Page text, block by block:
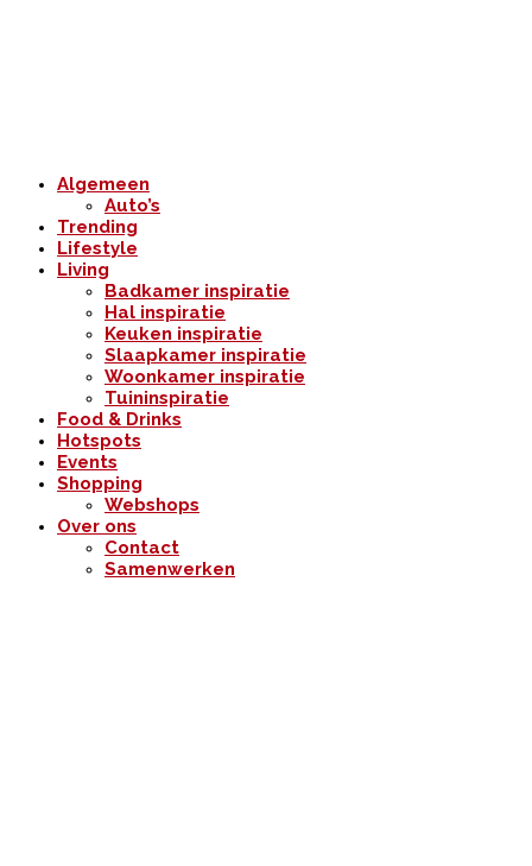
Algemeen
Auto’s
Trending
Lifestyle
Living
Badkamer inspiratie
Hal inspiratie
Keuken inspiratie
Slaapkamer inspiratie
Woonkamer inspiratie
Tuininspiratie
Food & Drinks
Hotspots
Events
Shopping
Webshops
Over ons
Contact
Samenwerken